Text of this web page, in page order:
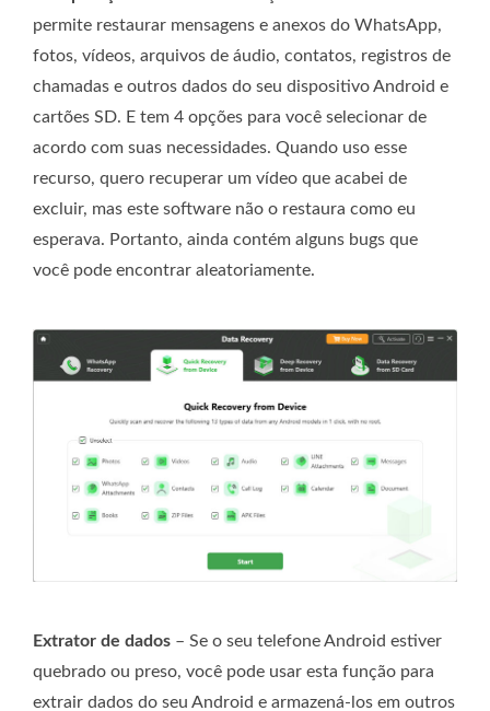
permite restaurar mensagens e anexos do WhatsApp,
fotos, vídeos, arquivos de áudio, contatos, registros de
chamadas e outros dados do seu dispositivo Android e
cartões SD. E tem 4 opções para você selecionar de
acordo com suas necessidades. Quando uso esse
recurso, quero recuperar um vídeo que acabei de
excluir, mas este software não o restaura como eu
esperava. Portanto, ainda contém alguns bugs que
você pode encontrar aleatoriamente.
Extrator de dados – Se o seu telefone Android estiver
quebrado ou preso, você pode usar esta função para
extrair dados do seu Android e armazená-los em outros